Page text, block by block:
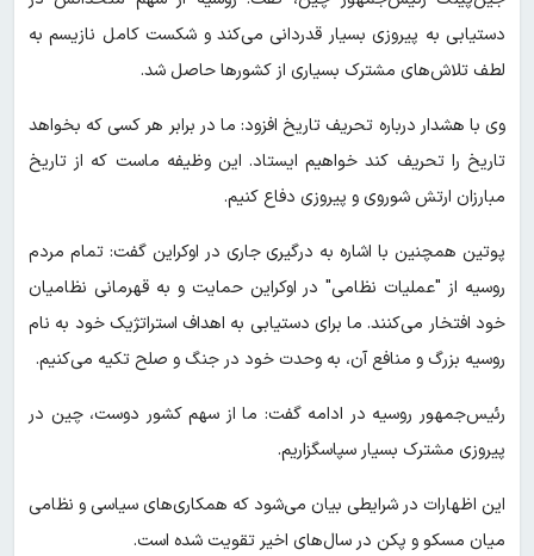
دستیابی به پیروزی بسیار قدردانی می‌کند و شکست کامل نازیسم به
لطف تلاش‌های مشترک بسیاری از کشورها حاصل شد.
وی با هشدار درباره تحریف تاریخ افزود: ما در برابر هر کسی که بخواهد
تاریخ را تحریف کند خواهیم ایستاد. این وظیفه ماست که از تاریخ
مبارزان ارتش شوروی و پیروزی دفاع کنیم.
پوتین همچنین با اشاره به درگیری جاری در اوکراین گفت: تمام مردم
روسیه از "عملیات نظامی" در اوکراین حمایت و به قهرمانی نظامیان
خود افتخار می‌کنند. ما برای دستیابی به اهداف استراتژیک خود به نام
روسیه بزرگ و منافع آن، به وحدت خود در جنگ و صلح تکیه می‌کنیم.
رئیس‌جمهور روسیه در ادامه گفت: ما از سهم کشور دوست، چین در
پیروزی مشترک بسیار سپاسگزاریم.
این اظهارات در شرایطی بیان می‌شود که همکاری‌های سیاسی و نظامی
میان مسکو و پکن در سال‌های اخیر تقویت شده است.